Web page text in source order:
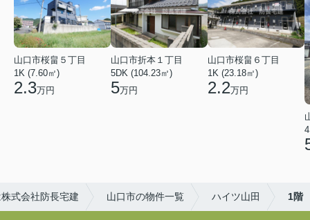
山口市桜畠５丁目
1K (7.60㎡)
2.3万円
山口市折本１丁目
5DK (104.23㎡)
5万円
山口市桜畠６丁目
1K (23.18㎡)
2.2万円
式会社防長宅建 山口市の物件一覧 ハイツ山田 1階